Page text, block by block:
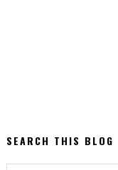
SEARCH THIS BLOG